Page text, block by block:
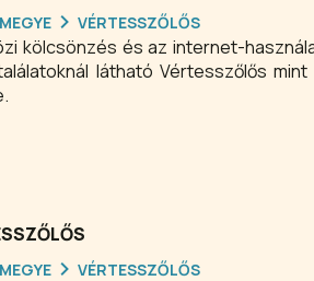
VÉRTESSZŐLŐS
kölcsönzés és az internet-
látható Vértesszőlős
VÉRTESSZŐLŐS